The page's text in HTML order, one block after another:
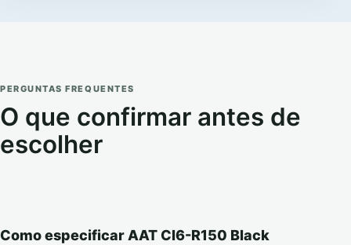
PERGUNTAS FREQUENTES
O que confirmar antes de
escolher
Como especificar AAT CI6-R150 Black